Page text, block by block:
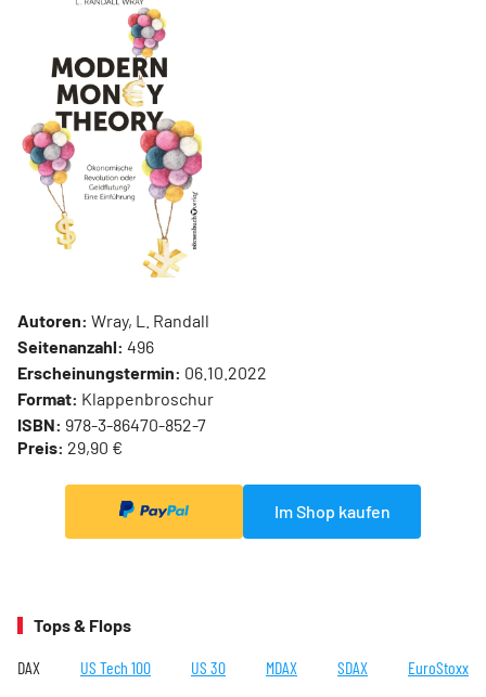
Autoren: Wray, L. Randall
Seitenanzahl: 496
Erscheinungstermin: 06.10.2022
Format: Klappenbroschur
ISBN: 978-3-86470-852-7
Preis: 29,90 €
Im Shop kaufen
Tops & Flops
DAX US Tech 100 US 30 MDAX SDAX EuroStoxx